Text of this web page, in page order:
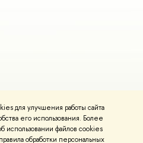
для улучшения работы сайта
его использования. Более
использовании файлов cookies
обработки персональных
возможностями